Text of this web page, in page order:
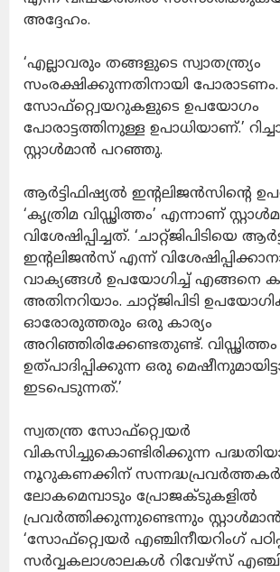
അദ്ദേഹം.
‘എല്ലാവരും തങ്ങളുടെ സ്വാതന്ത്ര്യം
സംരക്ഷിക്കുന്നതിനായി പോരാടണം.
സോഫ്റ്റ്വെയറുകളുടെ ഉപയോഗം
പോരാട്ടത്തിനുള്ള ഉപാധിയാണ്.’
സ്റ്റാള്‍മാന്‍ പറഞ്ഞു.
ആര്‍ട്ടിഫിഷ്യല്‍ ഇന്റലിജന്‍സിന്റെ
‘കൃത്രിമ വിഡ്ഢിത്തം’ എന്നാണ്
വിശേഷിപ്പിച്ചത്. ‘ചാറ്റ്ജിപിടിയെ
ഇന്റലിജന്‍സ് എന്ന്
വാക്യങ്ങള്‍ ഉപയോഗിച്ച് എങ്ങനെ
അതിനറിയാം. ചാറ്റ്ജിപിടി
ഓരോരുത്തരും ഒരു കാര്യം
അറിഞ്ഞിരിക്കേണ്ടതുണ്ട്. വിഡ്ഢിത്തം
ഉത്പാദിപ്പിക്കുന്ന ഒരു
ഇടപെടുന്നത്.’
സ്വതന്ത്ര സോഫ്റ്റ്വെയര്‍
വികസിച്ചുകൊണ്ടിരിക്കുന്ന
നൂറുകണക്കിന് സന്നദ്ധപ്രവര്‍ത്തകര്‍
ലോകമെമ്പാടും പ്രോജക്ടുകളില്‍
പ്രവര്‍ത്തിക്കുന്നുണ്ടെന്നും
‘സോഫ്റ്റ്വെയര്‍ എഞ്ചിനീയറിംഗ്
സര്‍വ്വകലാശാലകള്‍ റിവേഴ്‌സ്